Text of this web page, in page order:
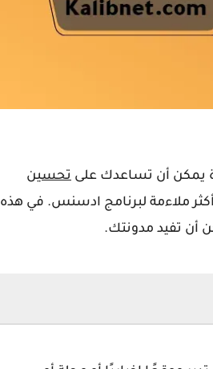
يمكن أن تساعدك على تحسين
ملاءمة لبرنامج ادسنس. في هذه
أن تفيد مدونتك.